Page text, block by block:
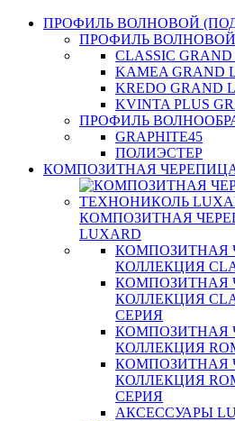
ПРОФИЛЬ ВОЛНОВОЙ
ПРОФИЛЬ ВОЛНОВОЙ
CLASSIC
KAMEA GRAND
KREDO GRAND
KVINTA PLUS
ПРОФИЛЬ
GRAPHITE45
ПОЛИЭСТЕР
КОМПОЗИТНАЯ
КОМПОЗИТНАЯ
LUXARD
КОМПОЗИТНАЯ
КОЛЛЕКЦИЯ
КОМПОЗИТНАЯ
КОЛЛЕКЦИЯ
СЕРИЯ
КОМПОЗИТНАЯ
КОЛЛЕКЦИЯ
КОМПОЗИТНАЯ
КОЛЛЕКЦИЯ
СЕРИЯ
АКСЕССУАРЫ